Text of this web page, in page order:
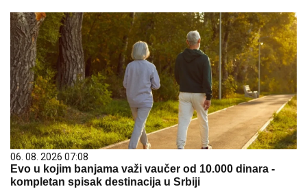
06. 08. 2026 07:08
Evo u kojim banjama važi vaučer od 10.000 dinara -
kompletan spisak destinacija u Srbiji